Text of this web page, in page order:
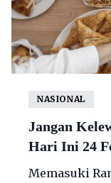
NASIONAL
Jangan
Hari Ini 24
Cek
Memasuki